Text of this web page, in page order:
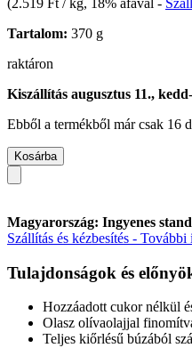
Tartalom: 370 g
raktáron
Kiszállítás augusztus 11., kedd
Ebből a termékből már csak 16
Kosárba
Magyarország: Ingyenes
Szállítás és kézbesítés -
Tulajdonságok és
Hozzáadott cukor nélkül
Olasz olívaolajjal
Teljes kiőrlésű búzából